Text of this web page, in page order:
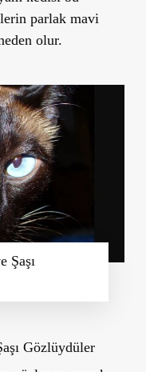
parlak mavi
olur.
Şaşı
Gözlüydüler